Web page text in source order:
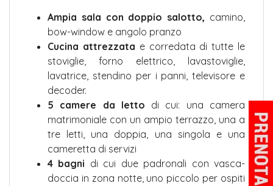
Ampia sala con doppio salotto, camino,
bow-window e angolo pranzo
Cucina attrezzata e corredata di tutte le
stoviglie, forno elettrico, lavastoviglie,
lavatrice, stendino per i panni, televisore e
decoder.
5 camere da letto di cui: una camera
matrimoniale con un ampio terrazzo, una a
tre letti, una doppia, una singola e una
cameretta di servizi
4 bagni di cui due padronali con vasca-
doccia in zona notte, uno piccolo per ospiti